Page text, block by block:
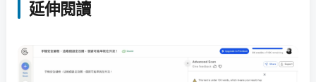
延伸閱讀